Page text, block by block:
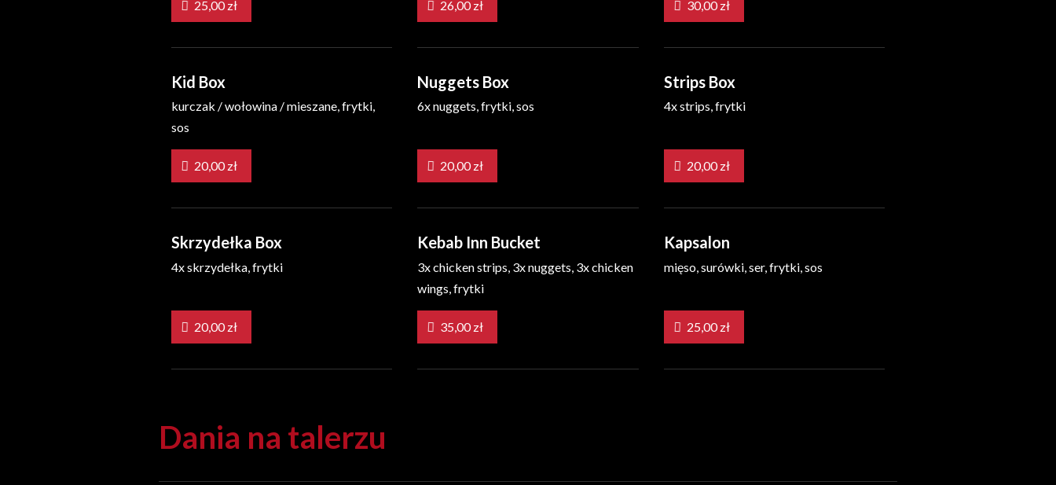
Kid Box
kurczak / wołowina / mieszane, frytki,
sos
Nuggets Box
6x nuggets, frytki, sos
Strips Box
4x strips, frytki
Skrzydełka Box
4x skrzydełka, frytki
Kebab Inn Bucket
3x chicken strips, 3x nuggets, 3x chicken
wings, frytki
Kapsalon
mięso, surówki, ser, frytki, sos
Dania na talerzu